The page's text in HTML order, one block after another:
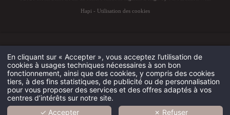
Hapi - Utilisation des cookies
HÔTEL
CHAMBRES
En cliquant sur « Accepter », vous acceptez l’utilisation de
cookies à usages techniques nécessaires à son bon
fonctionnement, ainsi que des cookies, y compris des cookies
tiers, à des fins statistiques, de publicité ou de personnalisation
pour vous proposer des services et des offres adaptés à vos
centres d’intérêts sur notre site.
✓ Accepter
✗ Refuser